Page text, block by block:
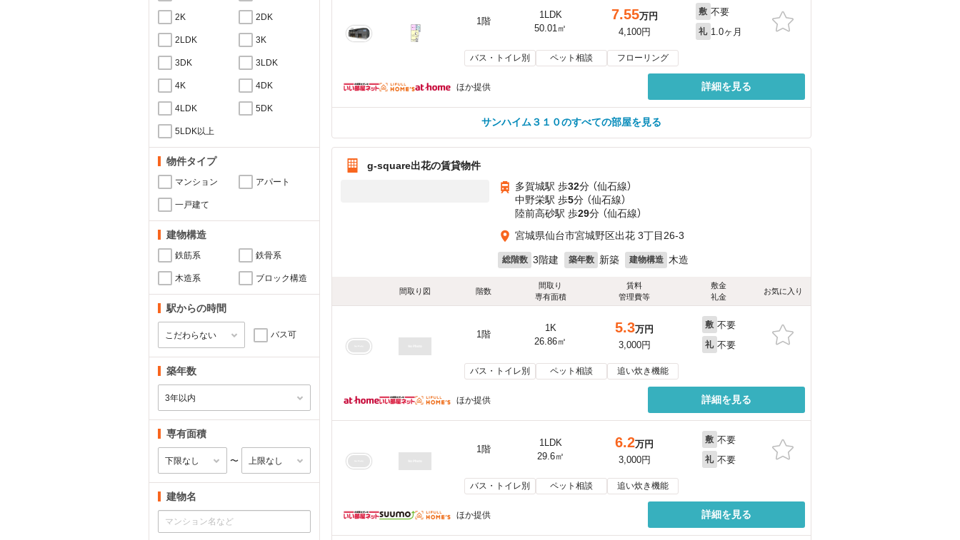
2K 2DK
2LDK 3K
3DK 3LDK
4K 4DK
4LDK 5DK
5LDK以上
物件タイプ
マンション アパート
一戸建て
建物構造
鉄筋系 鉄骨系
木造系 ブロック構造
駅からの時間
バス可
築年数
専有面積
〜
建物名
1階
1LDK
50.01㎡
7.55万円
4,100円
敷 不要
礼 1.0ヶ月
バス・トイレ別 ペット相談 フローリング
ほか提供 詳細を見る
サンハイム３１０のすべての部屋を見る
g-square出花の賃貸物件
多賀城駅 歩32分 （仙石線）
中野栄駅 歩5分 （仙石線）
陸前高砂駅 歩29分 （仙石線）
宮城県仙台市宮城野区出花 3丁目26-3
総階数 3階建 築年数 新築 建物構造 木造
間取り図 階数
間取り
専有面積
賃料
管理費等
敷金
礼金
お気に入り
1階
1K
26.86㎡
5.3万円
3,000円
敷 不要
礼 不要
バス・トイレ別 ペット相談 追い炊き機能
ほか提供 詳細を見る
1階
1LDK
29.6㎡
6.2万円
3,000円
敷 不要
礼 不要
バス・トイレ別 ペット相談 追い炊き機能
ほか提供 詳細を見る